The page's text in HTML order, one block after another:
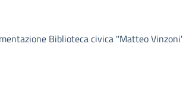
Biblioteca civica ''Matteo Vinzoni'